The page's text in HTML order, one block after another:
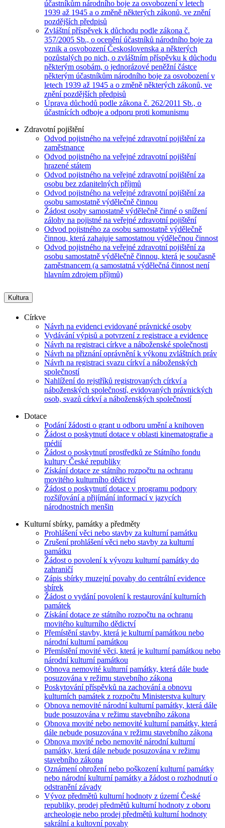
účastníkům národního boje za osvobození v letech
1939 až 1945 a o změně některých zákonů, ve znění
pozdějších předpisů
Zvláštní příspěvek k důchodu podle zákona č.
357/2005 Sb., o ocenění účastníků národního boje za
vznik a osvobození Československa a některých
pozůstalých po nich, o zvláštním příspěvku k důchodu
některým osobám, o jednorázové peněžní částce
některým účastníkům národního boje za osvobození v
letech 1939 až 1945 a o změně některých zákonů, ve
znění pozdějších předpisů
Úprava důchodů podle zákona č. 262/2011 Sb., o
účastnících odboje a odporu proti komunismu
Zdravotní pojištění
Odvod pojistného na veřejné zdravotní pojištění za
zaměstnance
Odvod pojistného na veřejné zdravotní pojištění
hrazené státem
Odvod pojistného na veřejné zdravotní pojištění za
osobu bez zdanitelných příjmů
Odvod pojistného na veřejné zdravotní pojištění za
osobu samostatně výdělečně činnou
Žádost osoby samostatně výdělečně činné o snížení
zálohy na pojistné na veřejné zdravotní pojištění
Odvod pojistného za osobu samostatně výdělečně
činnou, která zahajuje samostatnou výdělečnou činnost
Odvod pojistného na veřejné zdravotní pojištění za
osobu samostatně výdělečně činnou, která je současně
zaměstnancem (a samostatná výdělečná činnost není
hlavním zdrojem příjmů)
Kultura
Církve
Návrh na evidenci evidované právnické osoby
Vydávání výpisů a potvrzení z registrace a evidence
Návrh na registraci církve a náboženské společnosti
Návrh na přiznání oprávnění k výkonu zvláštních práv
Návrh na registraci svazu církví a náboženských
společností
Nahlížení do rejstříků registrovaných církví a
náboženských společností, evidovaných právnických
osob, svazů církví a náboženských společností
Dotace
Podání žádosti o grant u odboru umění a knihoven
Žádost o poskytnutí dotace v oblasti kinematografie a
médií
Žádost o poskytnutí prostředků ze Státního fondu
kultury České republiky
Získání dotace ze státního rozpočtu na ochranu
movitého kulturního dědictví
Žádost o poskytnutí dotace v programu podpory
rozšiřování a přijímání informací v jazycích
národnostních menšin
Kulturní sbírky, památky a předměty
Prohlášení věci nebo stavby za kulturní památku
Zrušení prohlášení věci nebo stavby za kulturní
památku
Žádost o povolení k vývozu kulturní památky do
zahraničí
Zápis sbírky muzejní povahy do centrální evidence
sbírek
Žádost o vydání povolení k restaurování kulturních
památek
Získání dotace ze státního rozpočtu na ochranu
movitého kulturního dědictví
Přemístění stavby, která je kulturní památkou nebo
národní kulturní památkou
Přemístění movité věci, která je kulturní památkou nebo
národní kulturní památkou
Obnova nemovité kulturní památky, která dále bude
posuzována v režimu stavebního zákona
Poskytování příspěvků na zachování a obnovu
kulturních památek z rozpočtu Ministerstva kultury
Obnova nemovité národní kulturní památky, která dále
bude posuzována v režimu stavebního zákona
Obnova movité nebo nemovité kulturní památky, která
dále nebude posuzována v režimu stavebního zákona
Obnova movité nebo nemovité národní kulturní
památky, která dále nebude posuzována v režimu
stavebního zákona
Oznámení ohrožení nebo poškození kulturní památky
nebo národní kulturní památky a žádost o rozhodnutí o
odstranění závady
Vývoz předmětů kulturní hodnoty z území České
republiky, prodej předmětů kulturní hodnoty z oboru
archeologie nebo prodej předmětů kulturní hodnoty
sakrální a kultovní povahy